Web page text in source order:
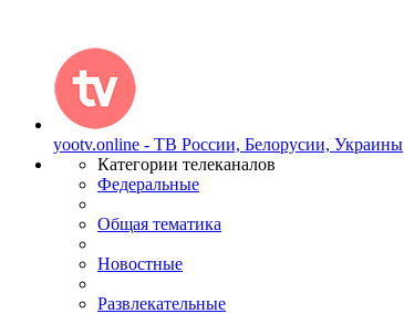
yootv.online - ТВ России, Белорусии, Украины
Категории телеканалов
Федеральные
Общая тематика
Новостные
Развлекательные